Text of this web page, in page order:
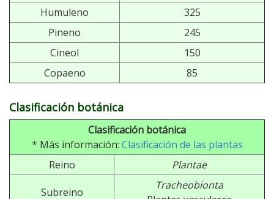
Humuleno
325
Pineno
245
Cineol
150
Copaeno
85
Clasificación botánica
Clasificación botánica
* Más información: Clasificación de las plantas
Reino
Plantae
Subreino
Tracheobionta